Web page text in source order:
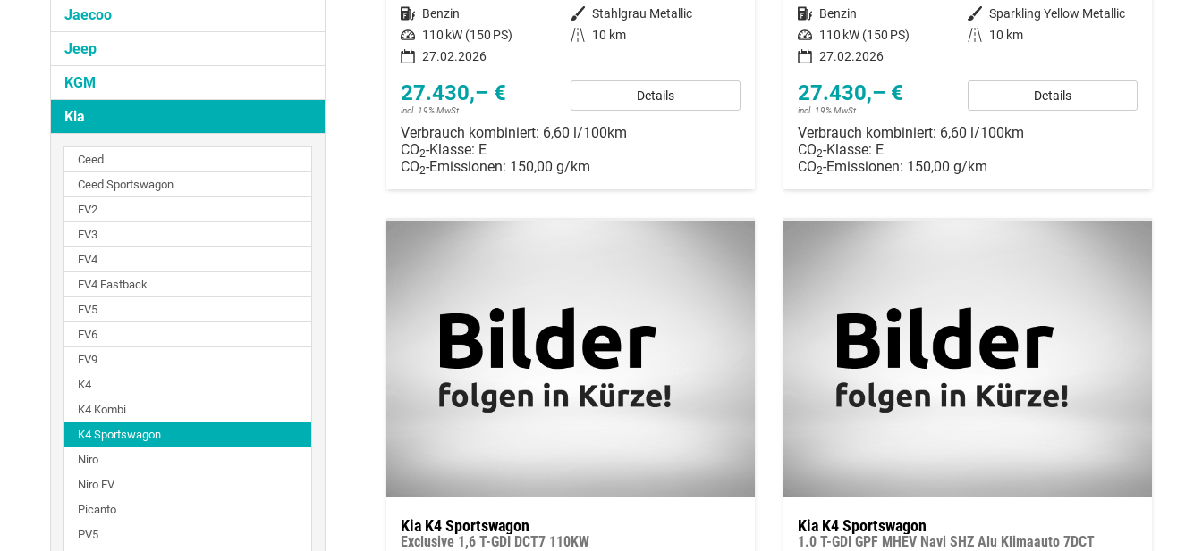
Kraftstoff Benzin Außenfarbe Stahlgrau Metallic
Leistung 110 kW (150 PS) Kilometerstand
10 km
27.02.2026
27.430,– €
incl. 19% MwSt.
Details
Verbrauch kombiniert: 6,60 l/100km
CO2-Klasse: E
CO2-Emissionen: 150,00 g/km
Kraftstoff Benzin Außenfarbe Sparkling Yellow Metallic
Leistung 110 kW (150 PS) Kilometerstand
10 km
27.02.2026
27.430,– €
incl. 19% MwSt.
Details
Verbrauch kombiniert: 6,60 l/100km
CO2-Klasse: E
CO2-Emissionen: 150,00 g/km
Kia K4 Sportswagon
Exclusive 1,6 T-GDI DCT7 110KW
Kia K4 Sportswagon
1.0 T-GDI GPF MHEV Navi SHZ Alu Klimaauto 7DCT
Jaecoo
Jeep
KGM
Kia
Ceed
Ceed Sportswagon
EV2
EV3
EV4
EV4 Fastback
EV5
EV6
EV9
K4
K4 Kombi
K4 Sportswagon
Niro
Niro EV
Picanto
PV5